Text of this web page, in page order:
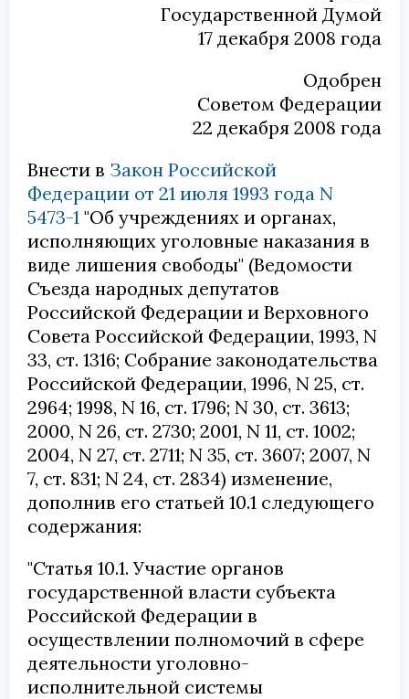
Государственной Думой
17 декабря 2008 года
Одобрен
Советом Федерации
22 декабря 2008 года
Внести в Закон Российской
Федерации от 21 июля 1993 года N
5473-1 "Об учреждениях и органах,
исполняющих уголовные наказания в
виде лишения свободы" (Ведомости
Съезда народных депутатов
Российской Федерации и Верховного
Совета Российской Федерации, 1993, N
33, ст. 1316; Собрание законодательства
Российской Федерации, 1996, N 25, ст.
2964; 1998, N 16, ст. 1796; N 30, ст. 3613;
2000, N 26, ст. 2730; 2001, N 11, ст. 1002;
2004, N 27, ст. 2711; N 35, ст. 3607; 2007, N
7, ст. 831; N 24, ст. 2834) изменение,
дополнив его статьей 10.1 следующего
содержания:
"Статья 10.1. Участие органов
государственной власти субъекта
Российской Федерации в
осуществлении полномочий в сфере
деятельности уголовно-
исполнительной системы